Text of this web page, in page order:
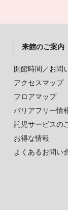
来館のご案内
開館時間／お問
アクセスマップ
フロアマップ
バリアフリー情
託児サービスの
お得な情報
よくあるお問い